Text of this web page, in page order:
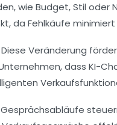
wie Budget, Stil oder
da Fehlkäufe minimiert
Veränderung
dass KI-